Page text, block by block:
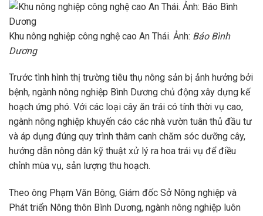
Khu nông nghiệp công nghệ cao An Thái. Ảnh: Báo Bình
Dương
Trước tình hình thị trường tiêu thụ nông sản bị ảnh hưởng bởi
bệnh, ngành nông nghiệp Bình Dương chủ động xây dựng kế
hoạch ứng phó. Với các loại cây ăn trái có tính thời vụ cao,
ngành nông nghiệp khuyến cáo các nhà vườn tuân thủ đầu tư
và áp dụng đúng quy trình thâm canh chăm sóc dưỡng cây,
hướng dẫn nông dân kỹ thuật xử lý ra hoa trái vụ để điều
chỉnh mùa vụ, sản lượng thu hoạch.
Theo ông Phạm Văn Bông, Giám đốc Sở Nông nghiệp và
Phát triển Nông thôn Bình Dương, ngành nông nghiệp luôn